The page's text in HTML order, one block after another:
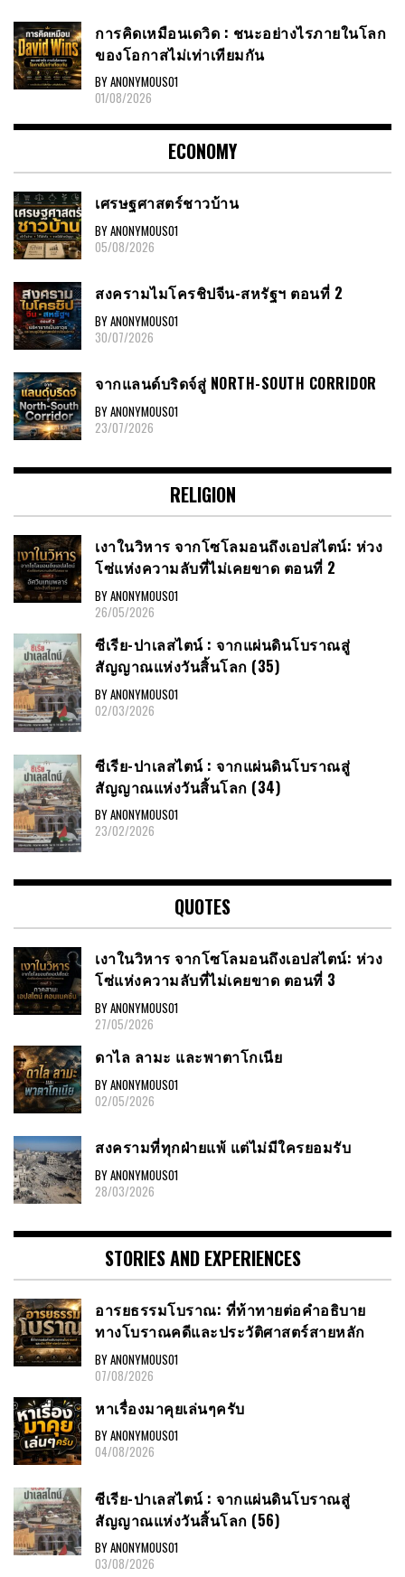
การคิดเหมือนเดวิด : ชนะอย่างไรภายในโลก
ของโอกาสไม่เท่าเทียมกัน
BY ANONYMOUS01
01/08/2026
ECONOMY
เศรษฐศาสตร์ชาวบ้าน
BY ANONYMOUS01
05/08/2026
สงครามไมโครชิปจีน-สหรัฐฯ ตอนที่ 2
BY ANONYMOUS01
30/07/2026
จากแลนด์บริดจ์สู่ NORTH-SOUTH CORRIDOR
BY ANONYMOUS01
23/07/2026
RELIGION
เงาในวิหาร จากโซโลมอนถึงเอปสไตน์: ห่วง
โซ่แห่งความลับที่ไม่เคยขาด ตอนที่ 2
BY ANONYMOUS01
26/05/2026
ซีเรีย​-ปาเลสไตน์​ : จากแผ่นดินโบราณสู่
สัญญาณ​แห่งวันสิ้นโลก​ (35)
BY ANONYMOUS01
02/03/2026
ซีเรีย​-ปาเลสไตน์​ : จากแผ่นดินโบราณสู่
สัญญาณ​แห่งวันสิ้นโลก​ (34)
BY ANONYMOUS01
23/02/2026
QUOTES
เงาในวิหาร จากโซโลมอนถึงเอปสไตน์: ห่วง
โซ่แห่งความลับที่ไม่เคยขาด ตอนที่ 3
BY ANONYMOUS01
27/05/2026
ดาไล ลามะ และพาตาโกเนีย
BY ANONYMOUS01
02/05/2026
สงครามที่ทุกฝ่ายแพ้ แต่ไม่มีใครยอมรับ
BY ANONYMOUS01
28/03/2026
STORIES AND EXPERIENCES
อารยธรรมโบราณ: ที่ท้าทายต่อคำอธิบาย
ทางโบราณคดีและประวัติศาสตร์สายหลัก
BY ANONYMOUS01
07/08/2026
หาเรื่องมาคุยเล่นๆครับ
BY ANONYMOUS01
04/08/2026
ซีเรีย-ปาเลสไตน์ : จากแผ่นดินโบราณสู่
สัญญาณแห่งวันสิ้นโลก (56)
BY ANONYMOUS01
03/08/2026